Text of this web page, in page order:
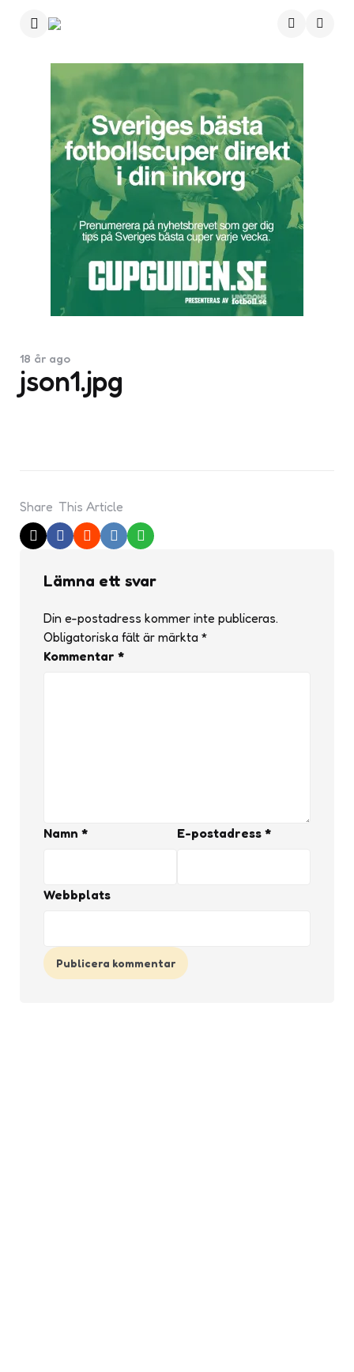
json1.jpg
18 år ago
Share This Article
Lämna ett svar
Din e-postadress kommer inte publiceras.
Obligatoriska fält är märkta *
Kommentar *
Namn * E-postadress *
Webbplats